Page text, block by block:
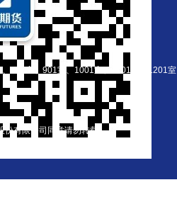
701室、901室、1001室、1101室、1201室
有限公司同意请勿转载